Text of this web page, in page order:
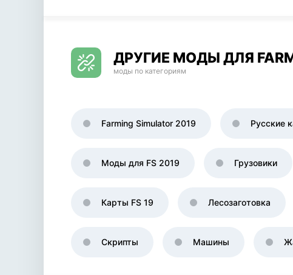
ДРУГИЕ МОДЫ ДЛЯ
моды по категориям
Farming Simulator 2019 Русские
Моды для FS 2019 Грузовики
Карты FS 19 Лесозаготовка
Скрипты Машины